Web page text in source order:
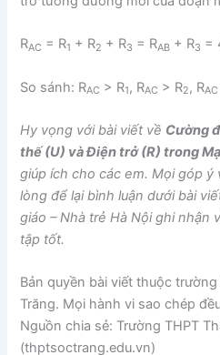
RAC = R1 + R2 + R3 = RAB + R3 =
So sánh: RAC > R1, RAC > R2, RAC
Hy vọng với bài viết về Cường
thế (U) và Điện trở (R) trong
giúp ích cho các em. Mọi góp ý
lòng để lại bình luận dưới bài
giáo – Nhà trẻ Hà Nội ghi nhận
tập tốt.
Bản quyền bài viết thuộc
Trăng. Mọi hành vi sao chép
Nguồn chia sẻ: Trường THPT
(thptsoctrang.edu.vn)